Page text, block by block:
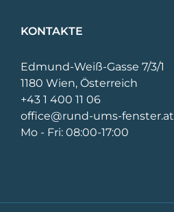
KONTAKTE
Edmund-Weiß-Gasse 7/3/1
1180 Wien, Österreich
+43 1 400 11 06
office@rund-ums-fenster.at
Mo - Fri: 08:00-17:00